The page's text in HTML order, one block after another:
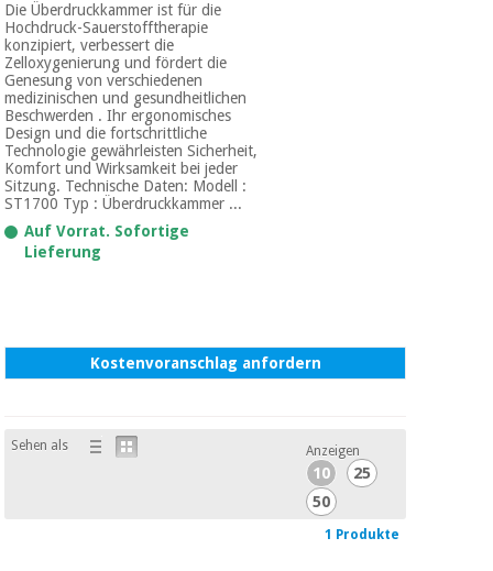
Die Überdruckkammer ist für die
Hochdruck-Sauerstofftherapie
konzipiert, verbessert die
Zelloxygenierung und fördert die
Genesung von verschiedenen
medizinischen und gesundheitlichen
Beschwerden . Ihr ergonomisches
Design und die fortschrittliche
Technologie gewährleisten Sicherheit,
Komfort und Wirksamkeit bei jeder
Sitzung. Technische Daten: Modell :
ST1700 Typ : Überdruckkammer ...
Auf Vorrat. Sofortige
Lieferung
Kostenvoranschlag anfordern
Sehen als Anzeigen
10
25
50
1 Produkte